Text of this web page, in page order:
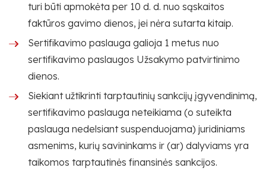
turi būti apmokėta per 10 d. d. nuo sąskaitos
faktūros gavimo dienos, jei nėra sutarta kitaip.
Sertifikavimo paslauga galioja 1 metus nuo
sertifikavimo paslaugos Užsakymo patvirtinimo
dienos.
Siekiant užtikrinti tarptautinių sankcijų įgyvendinimą,
sertifikavimo paslauga neteikiama (o suteikta
paslauga nedelsiant suspenduojama) juridiniams
asmenims, kurių savininkams ir (ar) dalyviams yra
taikomos tarptautinės finansinės sankcijos.